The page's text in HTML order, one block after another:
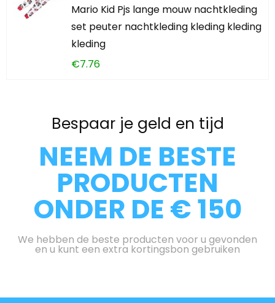
Mario Kid Pjs lange mouw nachtkleding
set peuter nachtkleding kleding kleding
kleding
€7.76
Bespaar je geld en tijd
NEEM DE BESTE
PRODUCTEN
ONDER DE € 150
We hebben de beste producten voor u gevonden
en u kunt een extra kortingsbon gebruiken